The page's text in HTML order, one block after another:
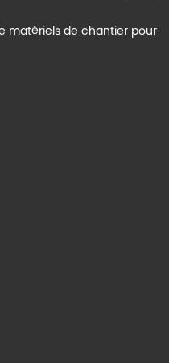
matériels de chantier pour